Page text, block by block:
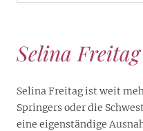
Selina
Selina Freitag ist weit
Springers oder die
eine eigenständige